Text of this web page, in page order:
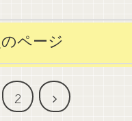
ページ
2
次